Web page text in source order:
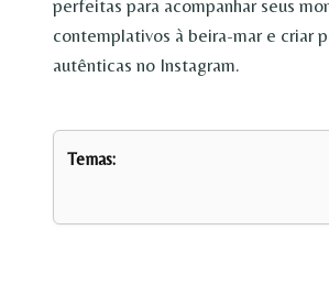
perfeitas para acompanhar seus
contemplativos à beira-mar e criar
autênticas no Instagram.
Temas: